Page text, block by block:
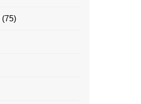
(75)